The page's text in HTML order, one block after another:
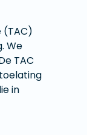
(TAC)
We
TAC
in